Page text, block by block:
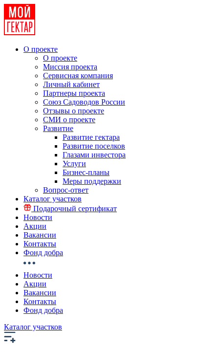
О проекте
О проекте
Миссия проекта
Сервисная компания
Личный кабинет
Партнеры проекта
Союз Садоводов России
Отзывы о проекте
СМИ о проекте
Развитие
Развитие гектара
Развитие поселков
Глазами инвестора
Услуги
Бизнес-планы
Меры поддержки
Вопрос-ответ
Каталог участков
Подарочный сертификат
Новости
Акции
Вакансии
Контакты
Фонд добра
Новости
Акции
Вакансии
Контакты
Фонд добра
Каталог участков